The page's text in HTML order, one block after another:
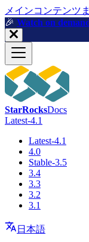
メインコンテンツ
🎉️ Watch on
StarRocksDocs
Latest-4.1
Latest-4.1
4.0
Stable-3.5
3.4
3.3
3.2
3.1
日本語